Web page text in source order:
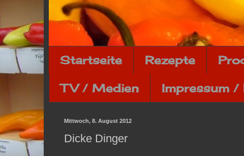
Startseite Rezepte
TV / Medien Impressum /
Mittwoch, 8. August 2012
Dicke Dinger